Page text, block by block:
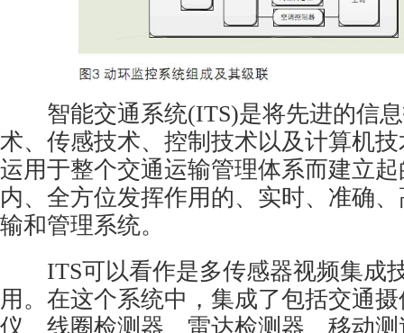
智能交通系统(ITS)是将先进的信息
术、传感技术、控制技术以及计算机
运用于整个交通运输管理体系而建立
内、全方位发挥作用的、实时、准确
输和管理系统。
ITS可以看作是多传感器视频集成
用。在这个系统中，集成了包括交通
仪、线圈检测器、雷达检测器、移动